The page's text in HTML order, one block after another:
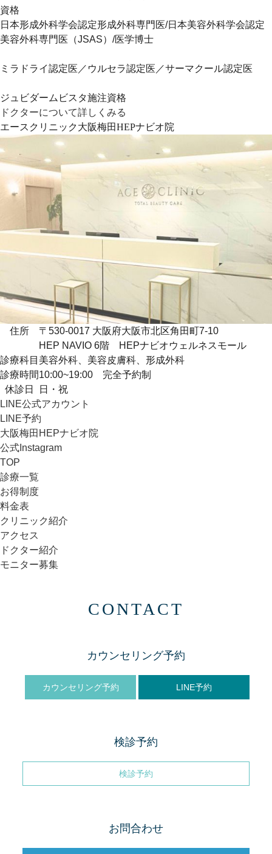
資格
日本形成外科学会認定形成外科専門医/日本美容外科学会認定
美容外科専門医（JSAS）/医学博士
ミラドライ認定医／ウルセラ認定医／サーマクール認定医
ジュビダームビスタ施注資格
ドクターについて詳しくみる
エースクリニック大阪梅田HEPナビオ院
住所
〒530-0017 大阪府大阪市北区角田町7-10
HEP NAVIO 6階 HEPナビオウェルネスモール
診療科目 美容外科、美容皮膚科、形成外科
診療時間10:00~19:00 完全予約制
休診日
日・祝
LINE公式アカウント
LINE予約
大阪梅田HEPナビオ院
公式Instagram
TOP
診療一覧
お得制度
料金表
クリニック紹介
アクセス
ドクター紹介
モニター募集
CONTACT
カウンセリング予約
カウンセリング予約 LINE予約
検診予約
検診予約
お問合わせ